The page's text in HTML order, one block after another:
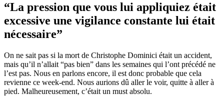
“La pression que vous lui appliquiez était
excessive une vigilance constante lui était
nécessaire”
On ne sait pas si la mort de Christophe Dominici était un accident,
mais qu’il n’allait “pas bien” dans les semaines qui l’ont précédé ne
l’est pas. Nous en parlons encore, il est donc probable que cela
revienne ce week-end. Nous aurions dû aller le voir, quitte à aller à
pied. Malheureusement, c’était un must absolu.